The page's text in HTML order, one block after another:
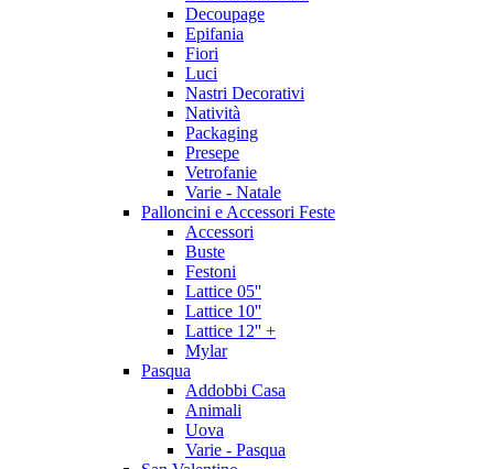
Decoupage
Epifania
Fiori
Luci
Nastri Decorativi
Natività
Packaging
Presepe
Vetrofanie
Varie - Natale
Palloncini e Accessori Feste
Accessori
Buste
Festoni
Lattice 05''
Lattice 10''
Lattice 12'' +
Mylar
Pasqua
Addobbi Casa
Animali
Uova
Varie - Pasqua